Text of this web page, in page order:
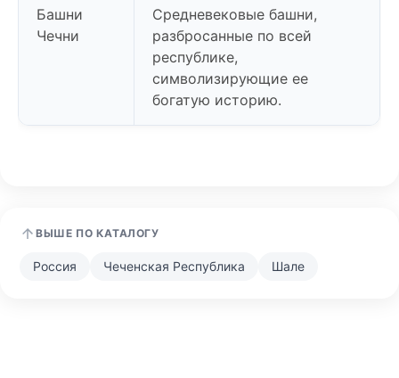
Башни
Чечни
Средневековые башни,
разбросанные по всей
республике,
символизирующие ее
богатую историю.
ВЫШЕ ПО КАТАЛОГУ
Россия Чеченская Республика Шале